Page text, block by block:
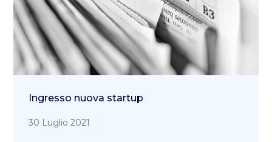
Ingresso nuova startup
30 Luglio 2021